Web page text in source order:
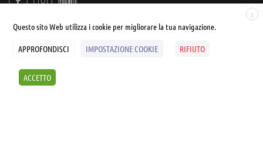
Sintesi e liberatorie
X
Questo sito Web utilizza i cookie per migliorare la tua navigazione.
APPROFONDISCI IMPOSTAZIONE COOKIE RIFIUTO
ACCETTO